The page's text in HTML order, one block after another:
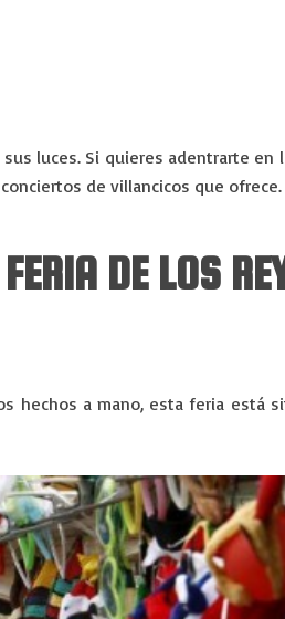
luces. Si quieres adentrarte
de villancicos que ofrece.
DE LOS
hechos a mano, esta feria está